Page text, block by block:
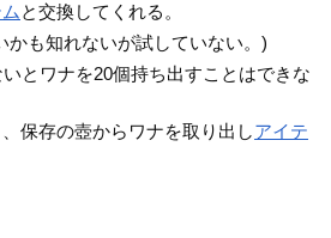
と交換してくれる。
も知れないが試していない。)
とワナを20個持ち出すことはできな
保存の壺からワナを取り出しアイテ